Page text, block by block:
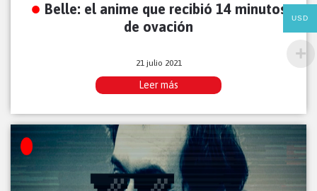
Belle: el anime que recibió 14 minutos
de ovación
21 julio 2021
Leer más
USD